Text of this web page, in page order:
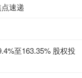
速递
至163.35% 股权投